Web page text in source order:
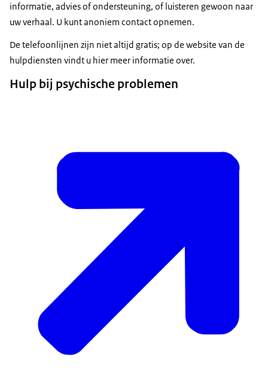
informatie, advies of ondersteuning, of luisteren gewoon naar
uw verhaal. U kunt anoniem contact opnemen.
De telefoonlijnen zijn niet altijd gratis; op de website van de
hulpdiensten vindt u hier meer informatie over.
Hulp bij psychische problemen